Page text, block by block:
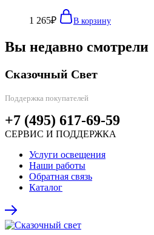
1 265₽ В корзину
Вы недавно смотрели
Сказочный Свет
Поддержка покупателей
+7 (495) 617-69-59
СЕРВИС И ПОДДЕРЖКА
Услуги освещения
Наши работы
Обратная связь
Каталог